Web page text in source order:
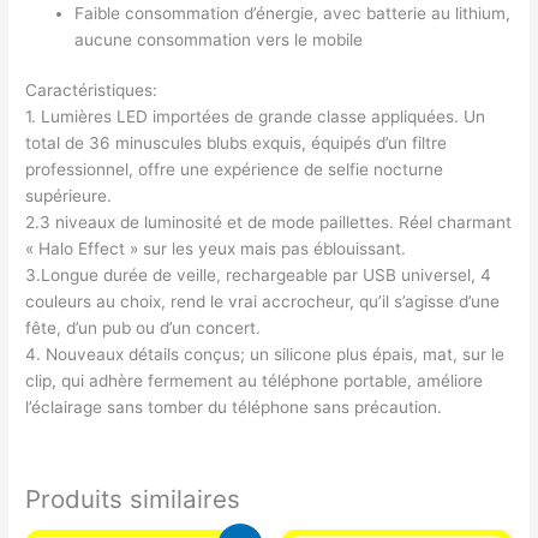
Faible consommation d’énergie, avec batterie au lithium,
aucune consommation vers le mobile
Caractéristiques:
1. Lumières LED importées de grande classe appliquées. Un
total de 36 minuscules blubs exquis, équipés d’un filtre
professionnel, offre une expérience de selfie nocturne
supérieure.
2.3 niveaux de luminosité et de mode paillettes. Réel charmant
« Halo Effect » sur les yeux mais pas éblouissant.
3.Longue durée de veille, rechargeable par USB universel, 4
couleurs au choix, rend le vrai accrocheur, qu’il s’agisse d’une
fête, d’un pub ou d’un concert.
4. Nouveaux détails conçus; un silicone plus épais, mat, sur le
clip, qui adhère fermement au téléphone portable, améliore
l’éclairage sans tomber du téléphone sans précaution.
Produits similaires